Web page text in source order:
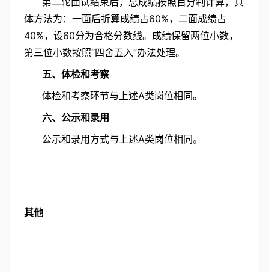
体方法为：一面后折算成绩占60%，二面成绩占
40%，设60分为合格分数线。成绩保留两位小数，
第三位小数按照“四舍五入”办法处理。
五、体检和考察
体检和考察环节与上述A类岗位相同。
六、公示和录用
公示和录用方式与上述A类岗位相同。
其他